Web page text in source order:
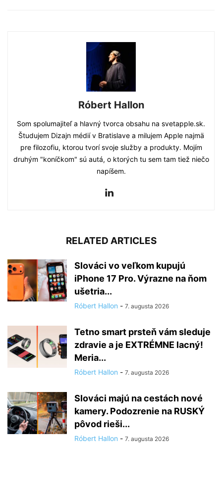
Róbert Hallon
Som spolumajiteľ a hlavný tvorca obsahu na svetapple.sk.
Študujem Dizajn médií v Bratislave a milujem Apple najmä
pre filozofiu, ktorou tvorí svoje služby a produkty. Mojím
druhým "koníčkom" sú autá, o ktorých tu sem tam tiež niečo
napíšem.
RELATED ARTICLES
Slováci vo veľkom kupujú
iPhone 17 Pro. Výrazne na ňom
ušetria...
Róbert Hallon - 7. augusta 2026
Tetno smart prsteň vám sleduje
zdravie a je EXTRÉMNE lacný!
Meria...
Róbert Hallon - 7. augusta 2026
Slováci majú na cestách nové
kamery. Podozrenie na RUSKÝ
pôvod rieši...
Róbert Hallon - 7. augusta 2026